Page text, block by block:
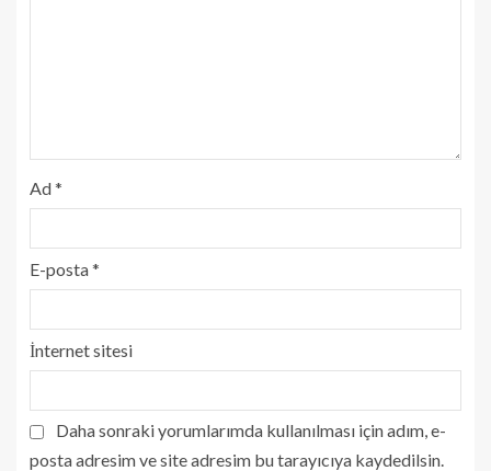
Ad*
E-posta*
İnternet sitesi
Daha sonraki yorumlarımda kullanılması için adım, e-
posta adresim ve site adresim bu tarayıcıya kaydedilsin.